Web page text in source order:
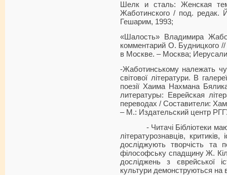
Шелк и сталь: Женская
Жаботинского / под.
Гешарим, 1993;
«Шалость» Владимира
комментарий О. Будницкого //
в Москве. – Москва;
-Жаботинському належать
світової літератури. В
поезії Хаима Нахмана
литературы: Еврейская
переводах / Составители:
– М.: Издательский центр
- Читачі Бібліотеки
літературознавців, критиків,
досліджують творчість та
філософську спадщину Ж.
досліджень з єврейської
культури демонструються на